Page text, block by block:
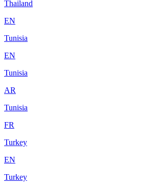
Thailand
EN
Tunisia
EN
Tunisia
AR
Tunisia
FR
Turkey
EN
Turkey